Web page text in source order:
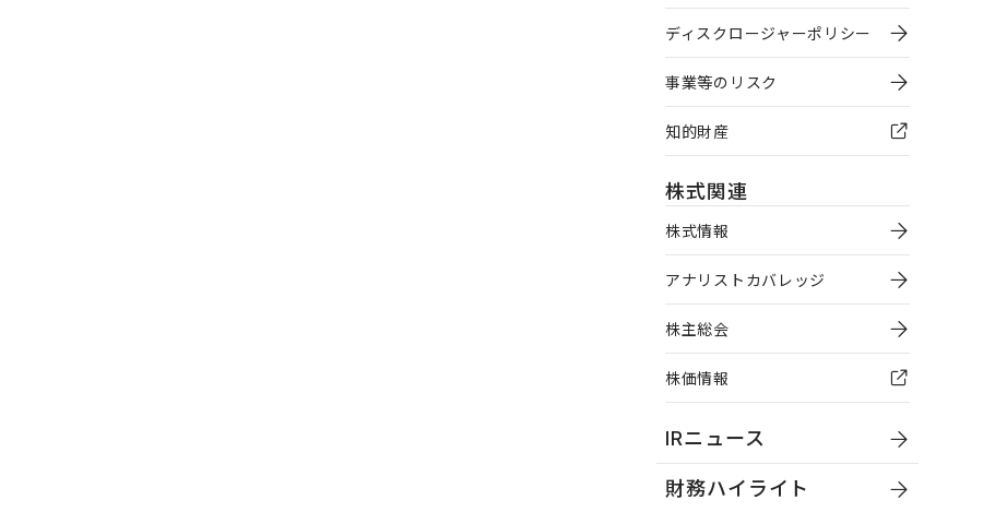
ディスクロージャーポリシー
事業等のリスク
知的財産
株式関連
株式情報
アナリストカバレッジ
株主総会
株価情報
IRニュース
財務ハイライト